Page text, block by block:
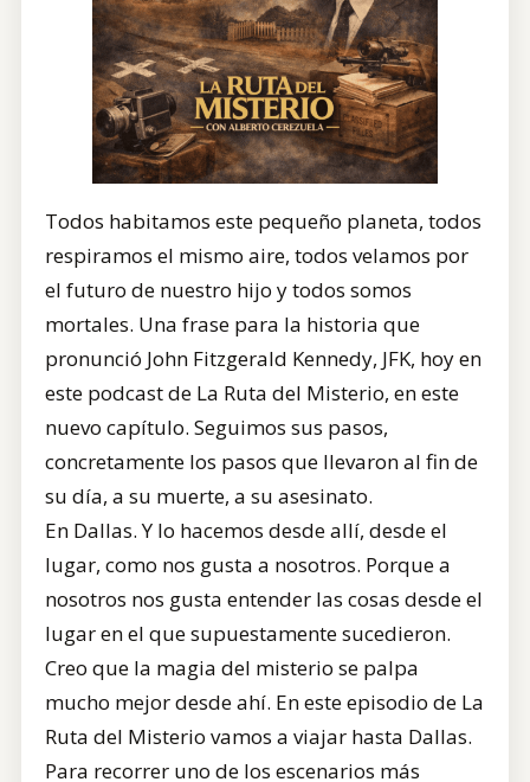
Todos habitamos este pequeño planeta, todos
respiramos el mismo aire, todos velamos por
el futuro de nuestro hijo y todos somos
mortales. Una frase para la historia que
pronunció John Fitzgerald Kennedy, JFK, hoy en
este podcast de La Ruta del Misterio, en este
nuevo capítulo. Seguimos sus pasos,
concretamente los pasos que llevaron al fin de
su día, a su muerte, a su asesinato.
En Dallas. Y lo hacemos desde allí, desde el
lugar, como nos gusta a nosotros. Porque a
nosotros nos gusta entender las cosas desde el
lugar en el que supuestamente sucedieron.
Creo que la magia del misterio se palpa
mucho mejor desde ahí. En este episodio de La
Ruta del Misterio vamos a viajar hasta Dallas.
Para recorrer uno de los escenarios más